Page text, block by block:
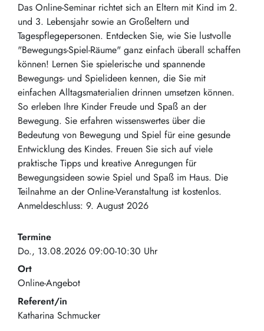
Das Online-Seminar richtet sich an Eltern mit Kind im 2.
und 3. Lebensjahr sowie an Großeltern und
Tagespflegepersonen. Entdecken Sie, wie Sie lustvolle
"Bewegungs-Spiel-Räume" ganz einfach überall schaffen
können! Lernen Sie spielerische und spannende
Bewegungs- und Spielideen kennen, die Sie mit
einfachen Alltagsmaterialien drinnen umsetzen können.
So erleben Ihre Kinder Freude und Spaß an der
Bewegung. Sie erfahren wissenswertes über die
Bedeutung von Bewegung und Spiel für eine gesunde
Entwicklung des Kindes. Freuen Sie sich auf viele
praktische Tipps und kreative Anregungen für
Bewegungsideen sowie Spiel und Spaß im Haus. Die
Teilnahme an der Online-Veranstaltung ist kostenlos.
Anmeldeschluss: 9. August 2026
Termine
Do., 13.08.2026 09:00-10:30 Uhr
Ort
Online-Angebot
Referent/in
Katharina Schmucker